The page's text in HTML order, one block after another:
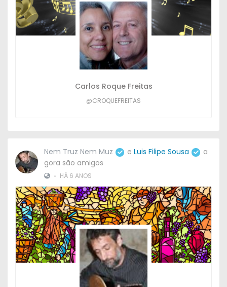
Carlos Roque Freitas
@CROQUEFREITAS
Nem Truz Nem Muz e Luis Filipe Sousa
a
gora são amigos
• HÁ 6 ANOS